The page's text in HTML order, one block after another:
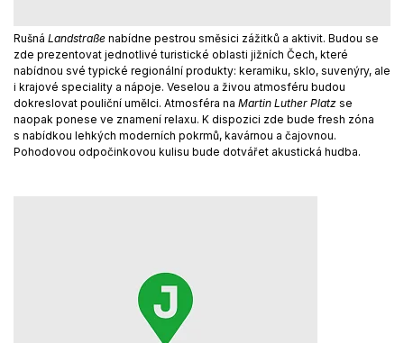
Rušná Landstraße nabídne pestrou směsici zážitků a aktivit. Budou se
zde prezentovat jednotlivé turistické oblasti jižních Čech, které
nabídnou své typické regionální produkty: keramiku, sklo, suvenýry, ale
i krajové speciality a nápoje. Veselou a živou atmosféru budou
dokreslovat pouliční umělci. Atmosféra na Martin Luther Platz se
naopak ponese ve znamení relaxu. K dispozici zde bude fresh zóna
s nabídkou lehkých moderních pokrmů, kavárnou a čajovnou.
Pohodovou odpočinkovou kulisu bude dotvářet akustická hudba.